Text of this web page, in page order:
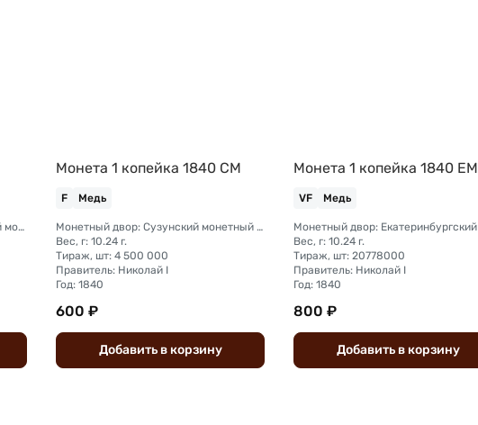
Монетный двор: Екатеринбургский монетный двор
Монета 1 копейка 1840 СМ
F Медь
Монетный двор: Сузунский монетный двор (Сибирь)
Вес, г: 10.24 г.
Тираж, шт: 4 500 000
Правитель: Николай I
Год: 1840
600 ₽
Добавить вкорзину
Монета 1 копейка 1840 ЕМ
VF Медь
Вес, г: 10.24 г.
Тираж, шт: 20778000
Правитель: Николай I
Год: 1840
800 ₽
Добавить вкорзину